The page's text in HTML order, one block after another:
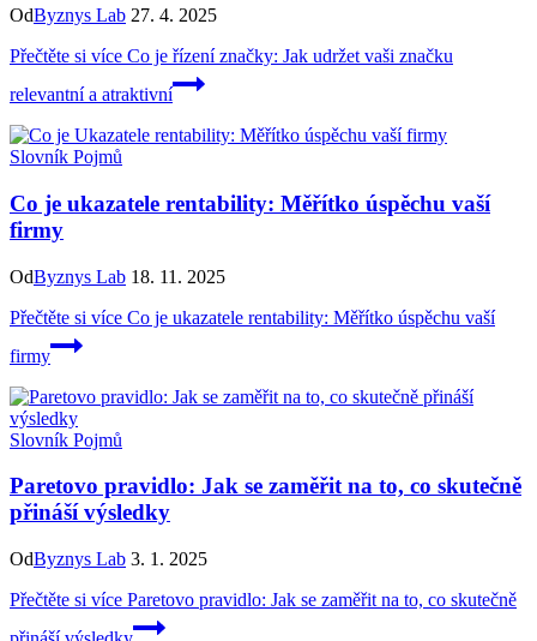
OdByznys Lab 27. 4. 2025
Přečtěte si více Co je řízení značky: Jak udržet vaši značku
relevantní a atraktivní
Slovník Pojmů
Co je ukazatele rentability: Měřítko úspěchu vaší
firmy
OdByznys Lab 18. 11. 2025
Přečtěte si více Co je ukazatele rentability: Měřítko úspěchu vaší
firmy
Slovník Pojmů
Paretovo pravidlo: Jak se zaměřit na to, co skutečně
přináší výsledky
OdByznys Lab 3. 1. 2025
Přečtěte si více Paretovo pravidlo: Jak se zaměřit na to, co skutečně